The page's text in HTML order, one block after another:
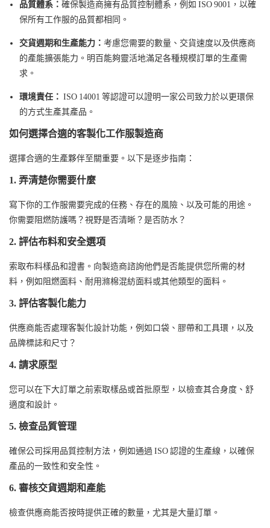
品質體系： 確保製造商擁有品質控制體系，例如 ISO 9001，以確
保所有工作服的品質都相同。
交貨週期和生產能力： 考慮您需要的數量、交貨速度以及供應商
的產能擴張能力。明百能夠靈活地滿足各種規模訂單的生產需
求。
環境責任： ISO 14001 等認證可以證明一家公司致力於以更環保
的方式生產其產品。
如何選擇合適的客製化工作服製造商
選擇合適的生產夥伴至關重要。以下是逐步指南：
1. 弄清楚你需要什麼
寫下你的工作服需要完成的任務、存在的風險、以及可能的用途。
你需要阻燃防護嗎？視野是否清晰？是否防水？
2. 評估布料和安全選項
索取布料樣品和證書。向製造商諮詢他們是否能提供您所需的材
料，例如阻燃面料、耐用滌棉混紡面料或其他類型的面料。
3. 評估客製化能力
供應商能否處理客製化設計功能，例如口袋、膠帶和工具環，以及
品牌標誌和尺寸？
4. 請求原型
您可以在下大訂單之前索取樣品或首批原型，以檢查其合身度、舒
適度和設計。
5. 檢查品質管理
確保公司採用品質控制方法，例如通過 ISO 認證的生產線，以確保
產品的一致性和安全性。
6. 審核交貨週期和產能
檢查供應商能否按時提供正確的數量，尤其是大量訂單。